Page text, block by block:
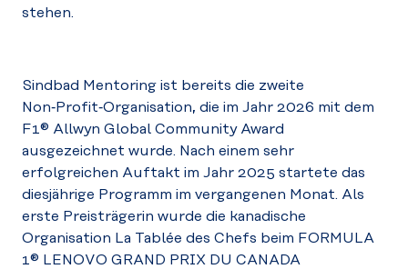
stehen.
Sindbad Mentoring ist bereits die zweite
Non‑Profit‑Organisation, die im Jahr 2026 mit dem
F1® Allwyn Global Community Award
ausgezeichnet wurde. Nach einem sehr
erfolgreichen Auftakt im Jahr 2025 startete das
diesjährige Programm im vergangenen Monat. Als
erste Preisträgerin wurde die kanadische
Organisation La Tablée des Chefs beim FORMULA
1® LENOVO GRAND PRIX DU CANADA